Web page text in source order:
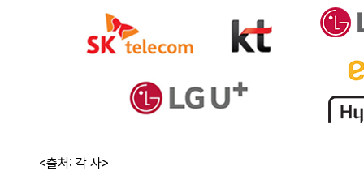
<출처: 각 사>